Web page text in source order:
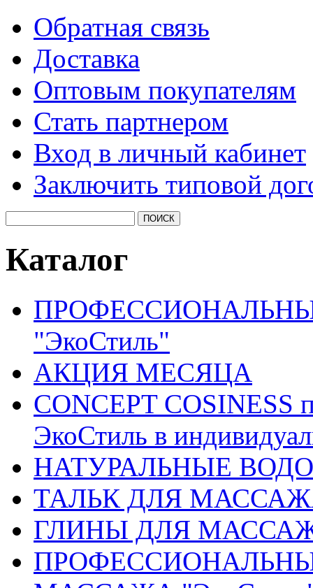
Обратная связь
Доставка
Оптовым покупателям
Стать партнером
Вход в личный кабинет
Заключить типовой
Каталог
"ЭкоСтиль"
АКЦИЯ МЕСЯЦА
CONCEPT COSINESS
ЭкоСтиль в
НАТУРАЛЬНЫЕ
ТАЛЬК ДЛЯ
ГЛИНЫ ДЛЯ